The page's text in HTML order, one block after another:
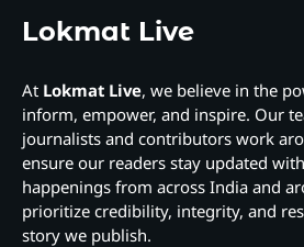
Lokmat Live
At Lokmat Live, we believe in the
inform, empower, and inspire. Our
journalists and contributors work
ensure our readers stay updated
happenings from across India and
prioritize credibility, integrity, and
story we publish.